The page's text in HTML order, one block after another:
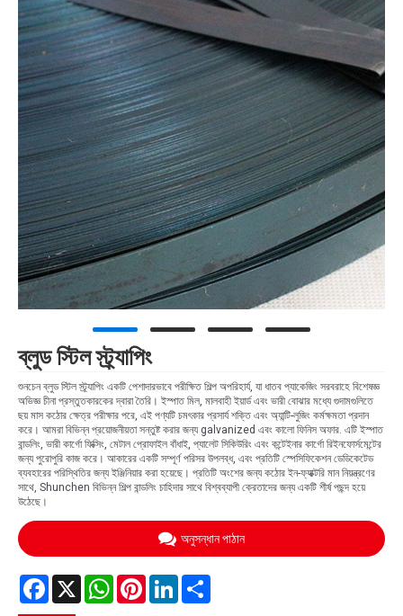
ব্লুড স্টিল স্ট্র্যাপিং
শুনচেন ব্লুড স্টিল স্ট্র্যাপিং একটি পেশাদারভাবে পরীক্ষিত শিল্প অপরিহার্য, যা ধাতব প্যাকেজিং সরবরাহে বিশেষজ্ঞ
অভিজ্ঞ চীনা প্রস্তুতকারকের দ্বারা তৈরি। ইস্পাত মিল, মালবাহী ইয়ার্ড এবং ভারী বোঝার মধ্যে গুদামগুলিতে
ছয় মাস কঠোর ক্ষেত্র পরীক্ষার পরে, এই পণ্যটি চমৎকার প্রসার্য শক্তি এবং অ্যান্টি-লুজিং কর্মক্ষমতা প্রদান
করে। আমরা বিভিন্ন প্রয়োজনীয়তা সন্তুষ্ট করার জন্য galvanized এবং কালো ফিনিস অফার. এটি ইস্পাত
বান্ডলিং, ভারী কার্গো ফিক্সিং, মেটাল প্রোফাইল বাঁধাই, প্যালেট সিকিউরিং এবং কন্টেইনার কার্গো রিইনফোর্সমেন্টের
জন্য পুরোপুরি কাজ করে। আকারের একটি সম্পূর্ণ পরিসর উপলব্ধ, এবং প্রতিটি স্পেসিফিকেশন ডেডিকেটেড
ব্যবহারের পরিস্থিতির জন্য ইঞ্জিনিয়ার করা হয়েছে। প্রতিটি অংশের জন্য কঠোর ইন-ফ্যাক্টরি মান নিয়ন্ত্রণের
সাথে, Shunchen বিভিন্ন শিল্প বান্ডলিং চাহিদার সাথে বিশ্বব্যাপী ক্রেতাদের জন্য একটি শীর্ষ পছন্দ হয়ে
উঠেছে।
অনুসন্ধান পাঠান
Facebook
X WhatsAppPinterestLinkedIn